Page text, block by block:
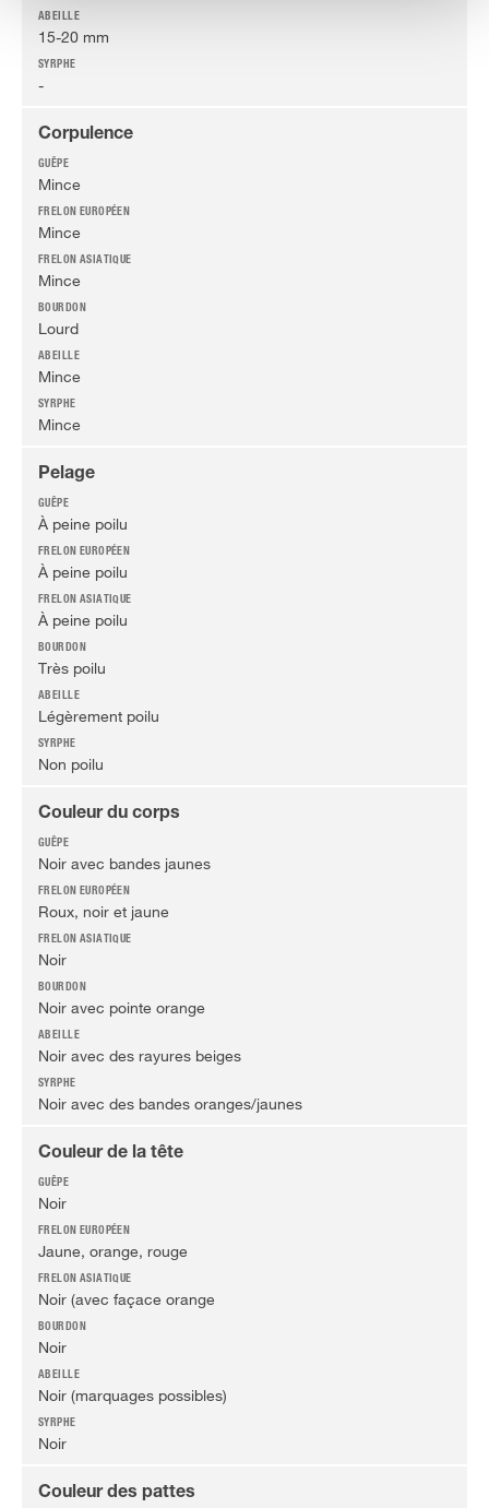
15-20 mm
-
Corpulence
Mince
Mince
Mince
Lourd
Mince
Mince
Pelage
À peine poilu
À peine poilu
À peine poilu
Très poilu
Légèrement poilu
Non poilu
Couleur du corps
Noir avec bandes jaunes
Roux, noir et jaune
Noir
Noir avec pointe orange
Noir avec des rayures beiges
Noir avec des bandes oranges/jaunes
Couleur de la tête
Noir
Jaune, orange, rouge
Noir (avec façace orange
Noir
Noir (marquages possibles)
Noir
Couleur des pattes